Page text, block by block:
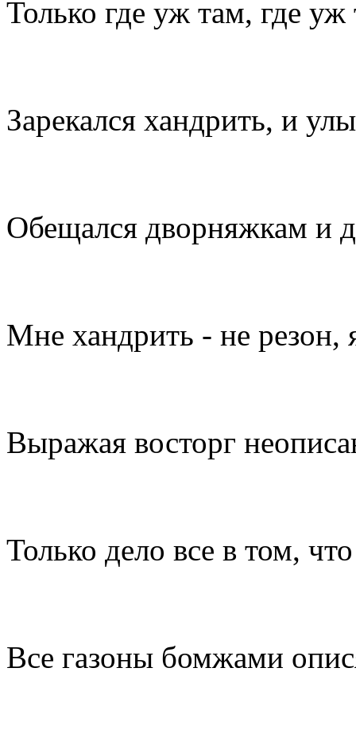
Только где уж там, где
Зарекался хандрить, и
Обещался дворняжкам и
Мне хандрить - не резон,
Выражая восторг
Только дело все в том,
Все газоны бомжами